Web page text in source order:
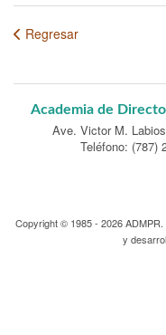
Regresar
Academia de
Ave. Victor M.
Teléfono: (787)
Copyright © 1985 - 2026 ADMPR.
y